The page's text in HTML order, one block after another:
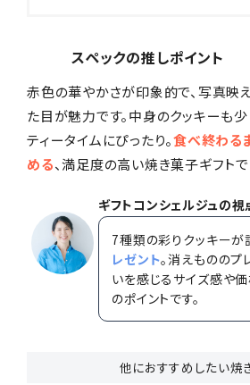
スペックの推しポイント
赤色の華やかさが印象的で、写真映
た目が魅力です。中身のクッキーも少
ティータイムにぴったり。食べ終わる
める、満足度の高い焼き菓子ギフトで
ギフトコンシェルジュの視
7種類の彩りクッキーが
レゼント。消えもののプ
いを感じるサイズ感や
のポイントです。
他におすすめしたい焼